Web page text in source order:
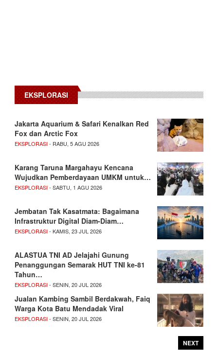
EKSPLORASI
Jakarta Aquarium & Safari Kenalkan Red
Fox dan Arctic Fox
EKSPLORASI- RABU, 5 AGU 2026
Karang Taruna Margahayu Kencana
Wujudkan Pemberdayaan UMKM untuk…
EKSPLORASI- SABTU, 1 AGU 2026
Jembatan Tak Kasatmata: Bagaimana
Infrastruktur Digital Diam-Diam…
EKSPLORASI- KAMIS, 23 JUL 2026
ALASTUA TNI AD Jelajahi Gunung
Penanggungan Semarak HUT TNI ke-81
Tahun…
EKSPLORASI- SENIN, 20 JUL 2026
Jualan Kambing Sambil Berdakwah, Faiq
Warga Kota Batu Mendadak Viral
EKSPLORASI- SENIN, 20 JUL 2026
NEXT